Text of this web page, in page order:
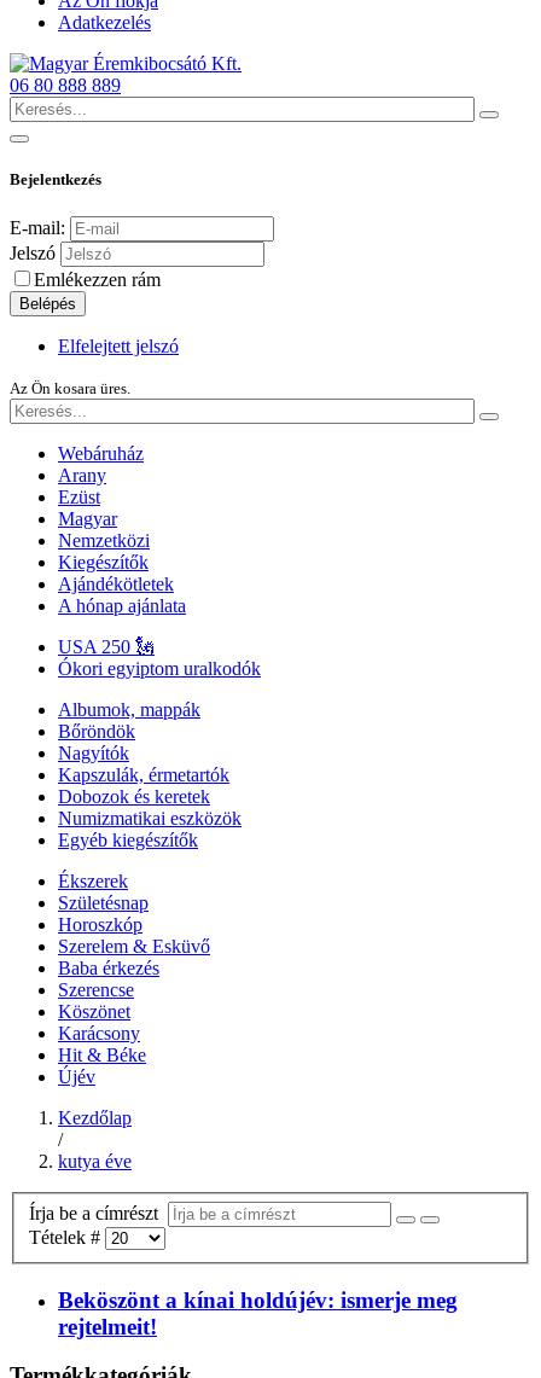
Adatkezelés
06 80 888 889
Bejelentkezés
E-mail:
Jelszó
Emlékezzen rám
Belépés
Elfelejtett jelszó
Az Ön kosara üres.
Webáruház
Arany
Ezüst
Magyar
Nemzetközi
Kiegészítők
Ajándékötletek
A hónap ajánlata
USA 250 🗽
Ókori egyiptom uralkodók
Albumok, mappák
Bőröndök
Nagyítók
Kapszulák, érmetartók
Dobozok és keretek
Numizmatikai eszközök
Egyéb kiegészítők
Ékszerek
Születésnap
Horoszkóp
Szerelem & Esküvő
Baba érkezés
Szerencse
Köszönet
Karácsony
Hit & Béke
Újév
Kezdőlap
/
kutya éve
Írja be a címrészt
Tételek #
Beköszönt a kínai holdújév: ismerje meg
rejtelmeit!